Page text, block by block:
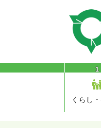
頭
飛
1
くらし